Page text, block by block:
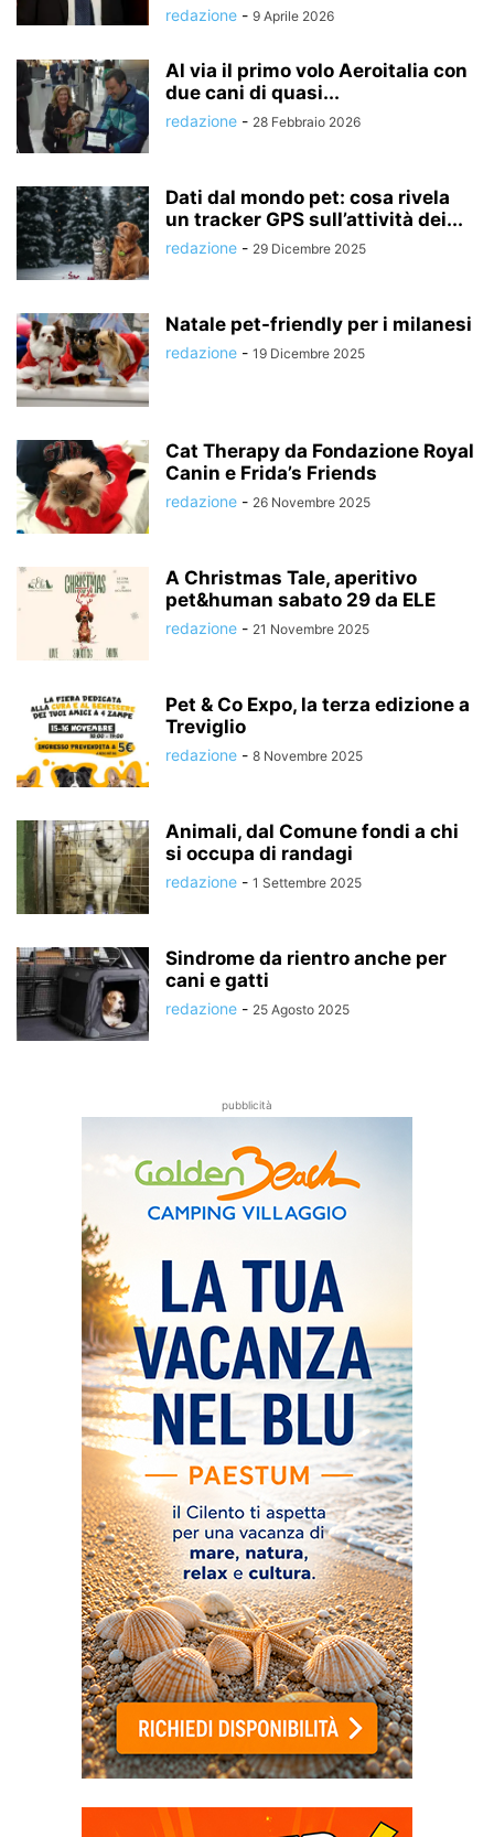
redazione - 9 Aprile 2026
Al via il primo volo Aeroitalia con
due cani di quasi...
redazione - 28 Febbraio 2026
Dati dal mondo pet: cosa rivela
un tracker GPS sull’attività dei...
redazione - 29 Dicembre 2025
Natale pet-friendly per i milanesi
redazione - 19 Dicembre 2025
Cat Therapy da Fondazione Royal
Canin e Frida’s Friends
redazione - 26 Novembre 2025
A Christmas Tale, aperitivo
pet&human sabato 29 da ELE
redazione - 21 Novembre 2025
Pet & Co Expo, la terza edizione a
Treviglio
redazione - 8 Novembre 2025
Animali, dal Comune fondi a chi
si occupa di randagi
redazione - 1 Settembre 2025
Sindrome da rientro anche per
cani e gatti
redazione - 25 Agosto 2025
pubblicità